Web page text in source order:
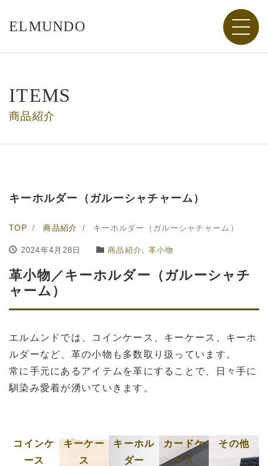
ELMUNDO
ITEMS
商品紹介
キーホルダー（ガルーシャチャーム）
TOP 商品紹介 キーホルダー（ガルーシャチャーム）
2024年4月28日 商品紹介, 革小物
革小物／キーホルダー（ガルーシャチ
ャーム）
エルムンドでは、コインケース、キーケース、キーホ
ルダーなど、革の小物も多数取り扱っています。
常に手元にあるアイテムを革にすることで、日々手に
馴染み愛着が湧いていきます。
コインケ
ース
キーケー
ス
キーホル
ダー
カードケ
ース
その他